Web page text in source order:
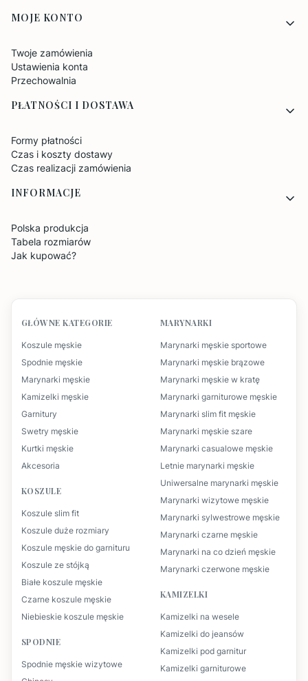
MOJE KONTO
Twoje zamówienia
Ustawienia konta
Przechowalnia
PŁATNOŚCI I DOSTAWA
Formy płatności
Czas i koszty dostawy
Czas realizacji zamówienia
INFORMACJE
Polska produkcja
Tabela rozmiarów
Jak kupować?
GŁÓWNE KATEGORIE
Koszule męskie
Spodnie męskie
Marynarki męskie
Kamizelki męskie
Garnitury
Swetry męskie
Kurtki męskie
Akcesoria
KOSZULE
Koszule slim fit
Koszule duże rozmiary
Koszule męskie do garnituru
Koszule ze stójką
Białe koszule męskie
Czarne koszule męskie
Niebieskie koszule męskie
SPODNIE
Spodnie męskie wizytowe
MARYNARKI
Marynarki męskie sportowe
Marynarki męskie brązowe
Marynarki męskie w kratę
Marynarki garniturowe męskie
Marynarki slim fit męskie
Marynarki męskie szare
Marynarki casualowe męskie
Letnie marynarki męskie
Uniwersalne marynarki męskie
Marynarki wizytowe męskie
Marynarki sylwestrowe męskie
Marynarki czarne męskie
Marynarki na co dzień męskie
Marynarki czerwone męskie
KAMIZELKI
Kamizelki na wesele
Kamizelki do jeansów
Kamizelki pod garnitur
Kamizelki garniturowe